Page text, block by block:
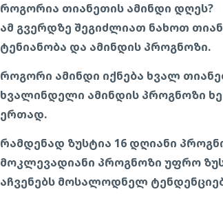
როგორია თიანეთის ამინდი დღეს?
ამ გვერდზე შეგიძლიათ ნახოთ
ტენიანობა და ამინდის პროგნოზი.
როგორი ამინდი იქნება ხვალ
ხვალინდელი ამინდის პროგნოზი
ერთად.
რამდენად ზუსტია 16 დღიანი
მოკლევადიანი პროგნოზი უფრო
აჩვენებს მოსალოდნელ